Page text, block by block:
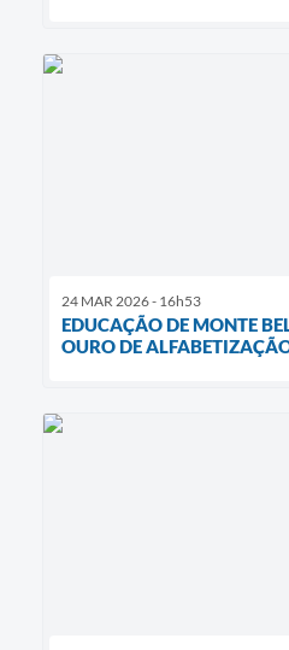
24 MAR 2026 - 16h53
EDUCAÇÃO DE MONTE
OURO DE